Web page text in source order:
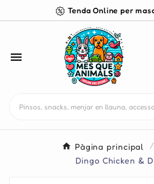
Tenda Online per

Pàgina principal
Dingo Chicken &